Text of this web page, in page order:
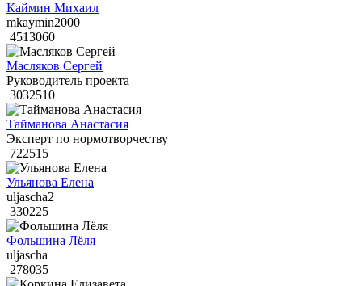
Каймин Михаил
mkaymin2000
4513060
Масляков Сергей
Руководитель проекта
3032510
Тайманова Анастасия
Эксперт по нормотворчеству
722515
Ульянова Елена
uljascha2
330225
Фольшина Лёля
uljascha
278035